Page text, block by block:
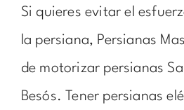
Si quieres evitar el
la persiana, Persianas
de motorizar persianas
Besós. Tener persianas